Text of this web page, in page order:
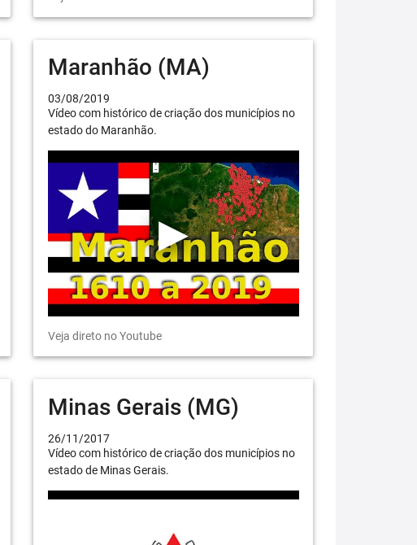
Maranhão (MA)
03/08/2019
Vídeo com histórico de criação dos municípios no
estado do Maranhão.
Veja direto no Youtube
Minas Gerais (MG)
26/11/2017
Vídeo com histórico de criação dos municípios no
estado de Minas Gerais.